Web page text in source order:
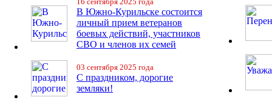
В Южно-Курильске состоится
личный прием ветеранов
боевых действий, участников
СВО и членов их семей
03 сентября 2025 года
С праздником, дорогие
земляки!